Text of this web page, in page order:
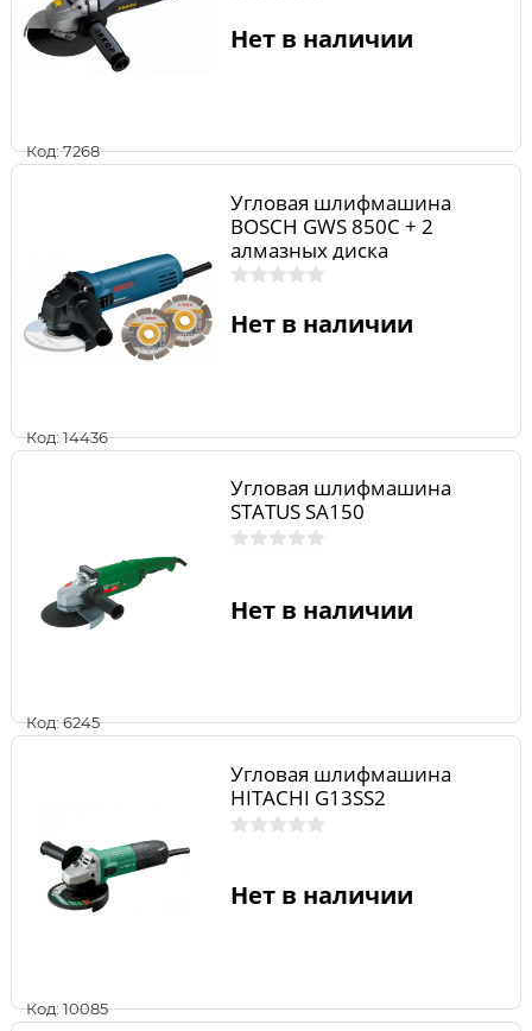
Код: 7268
Нет в наличии
Код: 14436
Угловая шлифмашина
BOSCH GWS 850C + 2
алмазных диска
0.601.377.79A
Нет в наличии
Код: 6245
Угловая шлифмашина
STATUS SA150
Нет в наличии
Код: 10085
Угловая шлифмашина
HITACHI G13SS2
Нет в наличии